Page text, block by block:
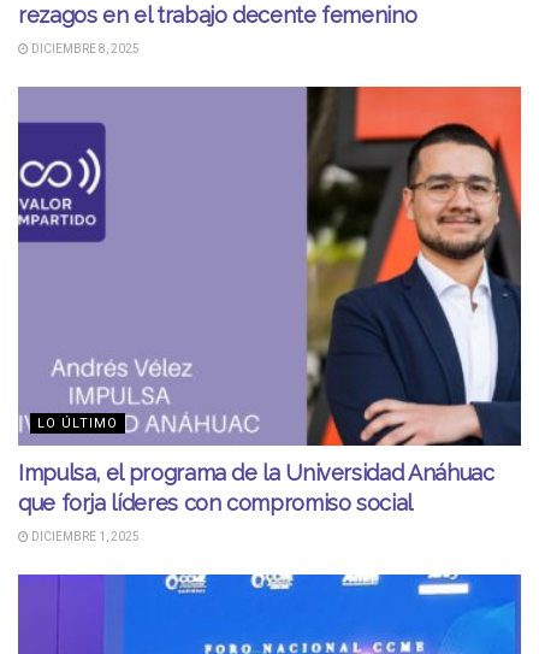
rezagos en el trabajo decente femenino
DICIEMBRE 8, 2025
LO ÚLTIMO
Impulsa, el programa de la Universidad Anáhuac
que forja líderes con compromiso social
DICIEMBRE 1, 2025